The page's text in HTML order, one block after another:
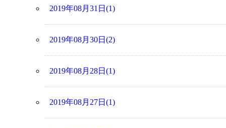
2019年08月31日(1)
2019年08月30日(2)
2019年08月28日(1)
2019年08月27日(1)